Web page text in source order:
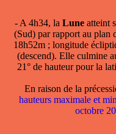
- A 4h34, la Luneatteint
(Sud) par rapport au plan
18h52m ; longitude
(descend). Elle culmine
21° de hauteur pour la
En raison de la
hauteurs maximale et
octobre